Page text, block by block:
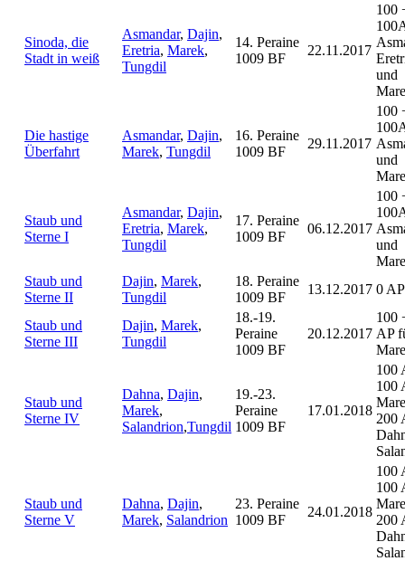
Sinoda, die
Stadt in weiß
Asmandar, Dajin,
Eretria, Marek,
Tungdil
14. Peraine
1009 BF
22.11.2017
100
und
Die hastige
Überfahrt
Asmandar, Dajin,
Marek, Tungdil
16. Peraine
1009 BF
29.11.2017
100
und
Staub und
Sterne I
Asmandar, Dajin,
Eretria, Marek,
Tungdil
17. Peraine
1009 BF
06.12.2017
100
und
Staub und
Sterne II
Dajin, Marek,
Tungdil
18. Peraine
1009 BF
13.12.2017 0 AP
Staub und
Sterne III
Dajin, Marek,
Tungdil
18.-19.
Peraine
1009 BF
20.12.2017
100
AP
Staub und
Sterne IV
Dahna, Dajin,
Marek,
Salandrion,Tungdil
19.-23.
Peraine
1009 BF
17.01.2018
100
100
200
Staub und
Sterne V
Dahna, Dajin,
Marek, Salandrion
23. Peraine
1009 BF
24.01.2018
100
100
200